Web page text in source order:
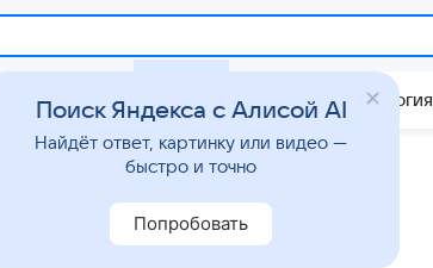
Гороскопы Стиль жизни Психология
Поиск Яндекса с Алисой AI
Найдёт ответ, картинку или видео —
быстро и точно
Попробовать